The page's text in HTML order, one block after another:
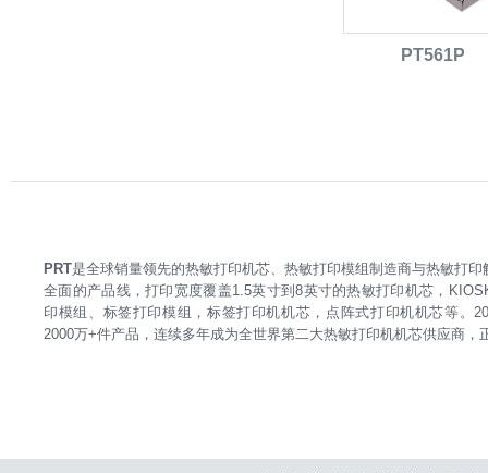
PT561P
PRT是全球销量领先的热敏打印机芯、热敏打印模组制造商与热敏打
全面的产品线，打印宽度覆盖1.5英寸到8英寸的热敏打印机芯，
印模组、标签打印模组，标签打印机机芯，点阵式打印机机芯等。
2000万+件产品，连续多年成为全世界第二大热敏打印机机芯供应商，